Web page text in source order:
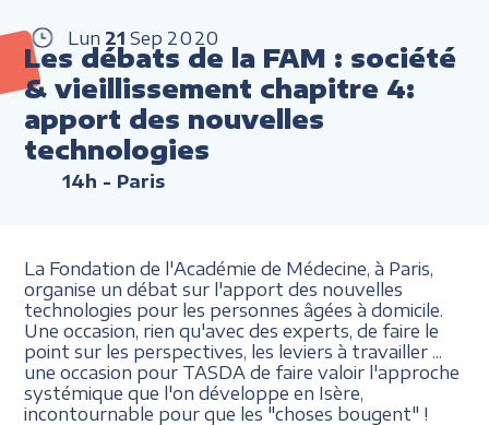
Lun 21 Sep 2020
Les débats de la FAM : société
& vieillissement chapitre 4:
apport des nouvelles
technologies
14h - Paris
La Fondation de l'Académie de Médecine, à Paris,
organise un débat sur l'apport des nouvelles
technologies pour les personnes âgées à domicile.
Une occasion, rien qu'avec des experts, de faire le
point sur les perspectives, les leviers à travailler ...
une occasion pour TASDA de faire valoir l'approche
systémique que l'on développe en Isère,
incontournable pour que les "choses bougent" !